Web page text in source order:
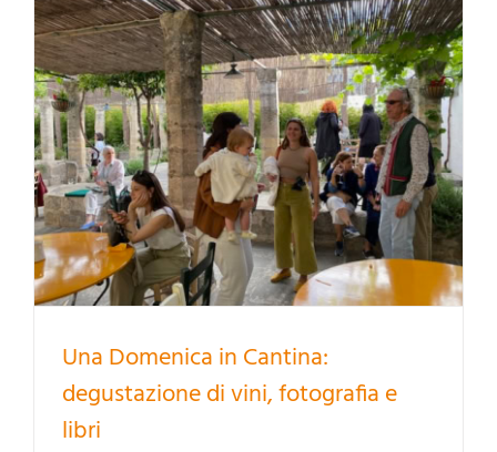
Una Domenica in Cantina:
degustazione di vini, fotografia e
libri